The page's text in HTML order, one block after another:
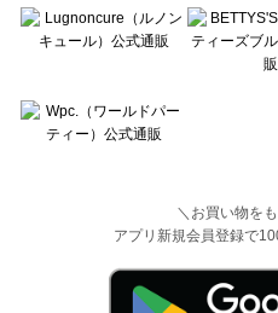
＼お買い物を
アプリ新規会員登録で